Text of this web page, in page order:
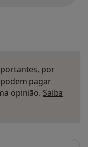
por
pagar
opinião. Saiba